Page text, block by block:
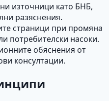
източници като БНБ,
разяснения.
страници при промяна
потребителски насоки.
обяснения от
консултации.